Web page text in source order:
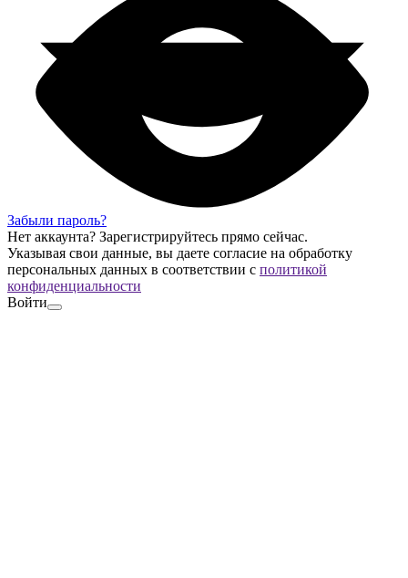
Забыли пароль?
Нет аккаунта? Зарегистрируйтесь прямо сейчас.
Указывая свои данные, вы даете согласие на обработку
персональных данных в соответствии с политикой
конфиденциальности
Войти